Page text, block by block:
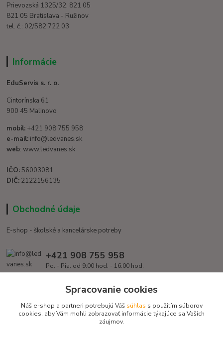
Prievozská 1325/32, 821 05
821 05 Bratislava - Ružinov
tel. č.: 02/582 722 03
Informácie
EduServis s. r. o.
Cintorínska 61
900 45 Malinovo
mobil: +421 908 755 958
e-mail: info@ledvanes.sk
web: www.ledvanes.sk
IČO: 56003081
DIČ: 2122156135
Obchodné údaje
E-shop - školské a kancelárske potreby
+421 908 755 958
Po. - Pia. od 9:00 hod. - 16:00 hod.
info@ledvanes.skSpracovanie cookies
Náš e-shop a partneri potrebujú Váš súhlas s použitím súborov
cookies, aby Vám mohli zobrazovať informácie týkajúce sa Vašich
záujmov.